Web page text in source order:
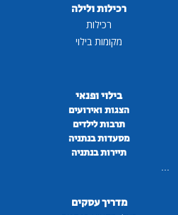
רכילות ולילה
רכילות
מקומות בילוי
בילוי ופנאי
הצגות ואירועים
תרבות לילדים
מסעדות בנתניה
תיירות בנתניה
...
מדריך עסקים